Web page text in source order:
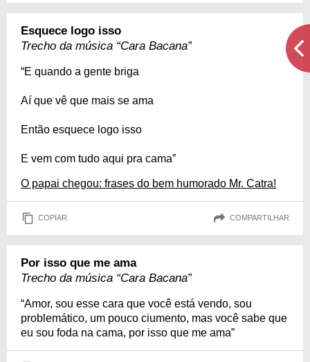
Esquece logo isso
Trecho da música “Cara Bacana”
“E quando a gente briga
Aí que vê que mais se ama
Então esquece logo isso
E vem com tudo aqui pra cama”
O papai chegou: frases do bem humorado Mr. Catra!
COPIAR COMPARTILHAR
Por isso que me ama
Trecho da música “Cara Bacana”
“Amor, sou esse cara que você está vendo, sou
problemático, um pouco ciumento, mas você sabe que
eu sou foda na cama, por isso que me ama”